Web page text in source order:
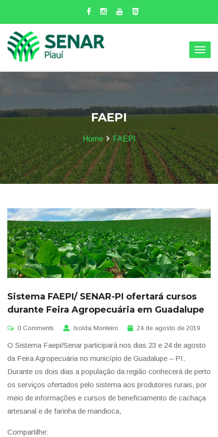
FAEPI
Home FAEPI
Sistema FAEPI/ SENAR-PI ofertará cursos
durante Feira Agropecuária em Guadalupe
0 Comments Isolda Monteiro 24 de agosto de 2019
O Sistema Faepi/Senar participará nos dias 23 e 24 de agosto
da Feira Agropecuária no município de Guadalupe – PI.
Durante os dois dias a população da região conhecerá de perto
os serviços ofertados pelo sistema aos produtores rurais, por
meio de informações e cursos de beneficiamento de cachaça
artesanal e de farinha de mandioca,
Compartilhe: